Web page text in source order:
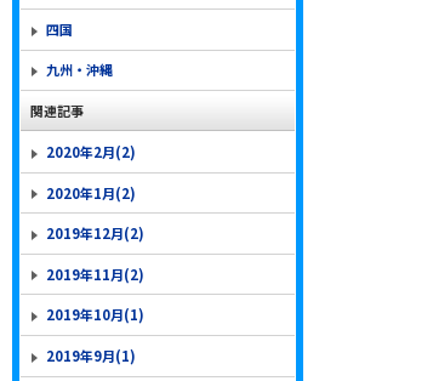
四国
九州・沖縄
関連記事
2020年2月(2)
2020年1月(2)
2019年12月(2)
2019年11月(2)
2019年10月(1)
2019年9月(1)